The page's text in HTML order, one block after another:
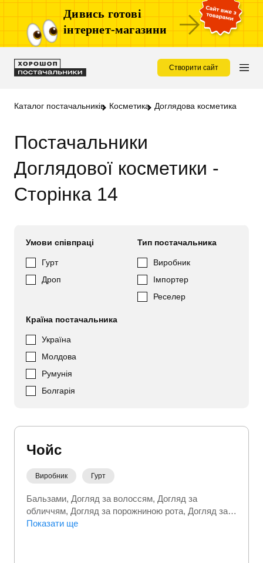
Дивись готові
інтернет-магазини
Створити сайт
Каталог постачальників Косметика Доглядова косметика
Постачальники
Доглядової косметики -
Сторінка 14
Умови співпраці
Гурт
Дроп
Тип постачальника
Виробник
Імпортер
Реселер
Країна постачальника
Україна
Молдова
Румунія
Болгарія
Чойс
Виробник Гурт
Бальзами Догляд за волоссям Догляд за
обличчям Догляд за порожниною рота Догляд за
тілом Доглядова косметика
Показати ще